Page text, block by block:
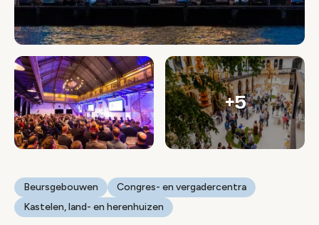
+5
Beursgebouwen
Congres- en vergadercentra
Kastelen, land- en herenhuizen